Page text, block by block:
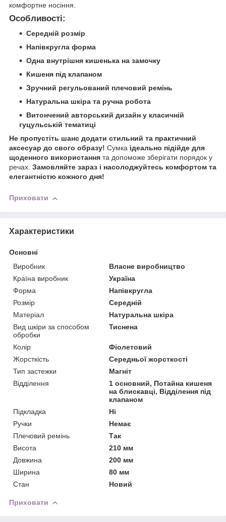
комфортне носіння.
Особливості:
Середній розмір
Напівкругла форма
Одна внутрішня кишенька на замочку
Кишеня під клапаном
Зручний регульований плечовий ремінь
Натуральна шкіра та ручна робота
Витончений авторський дизайн у класичній
гуцульській тематиці
Не пропустіть шанс додати стильний та практичний
аксесуар до свого образу! Сумка ідеально підійде для
щоденного використання та допоможе зберігати порядок у
речах. Замовляйте зараз і насолоджуйтесь комфортом та
елегантністю кожного дня!
Приховати
Характеристики
Основні
Виробник
Власне виробництво
Країна виробник
Україна
Форма
Напівкругла
Розмір
Середній
Матеріал
Натуральна шкіра
Вид шкіри за способом
обробки
Тиснена
Колір
Фіолетовий
Жорсткість
Середньої жорсткості
Тип застежки
Магніт
Відділення
1 основний, Потайна кишеня
на блискавці, Відділення під
клапаном
Підкладка
Ні
Ручки
Немає
Плечовий ремінь
Так
Висота
210 мм
Довжина
200 мм
Ширина
80 мм
Стан
Новий
Приховати